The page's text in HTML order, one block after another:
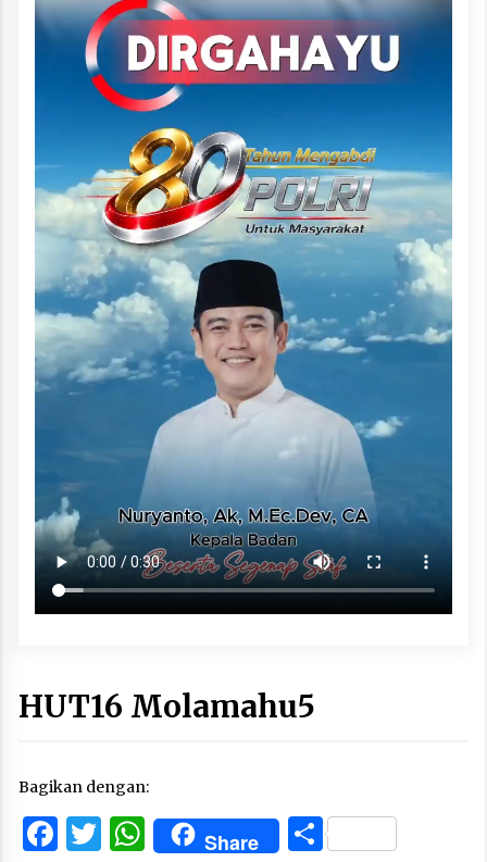
HUT16 Molamahu5
Bagikan dengan:
Facebook
Twitter
WhatsApp
Share Share